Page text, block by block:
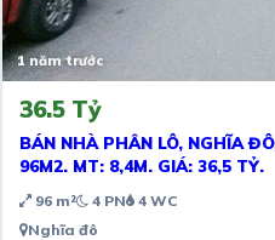
1 năm trước
36.5 Tỷ
BÁN NHÀ PHÂN LÔ, NGHĨA
96M2. MT: 8,4M. GIÁ: 36,5 TỶ.
96 m² 4 PN 4 WC
Nghĩa đô